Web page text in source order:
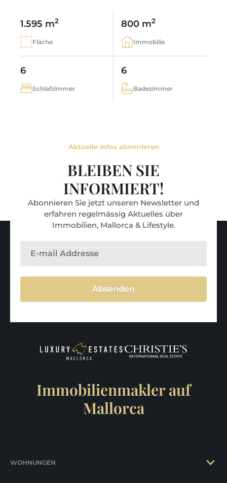
1.595 m2
Fläche
800 m2
Immobilie
6
Schlafzimmer
6
Badezimmer
Aktuelle Infos abonnieren
BLEIBEN SIE
INFORMIERT!
Abonnieren Sie jetzt unseren Newsletter und
erfahren regelmässig Aktuelles über
Immobilien, Mallorca & Lifestyle.
Absenden
Immobilienmakler auf
Mallorca
WOHNUNGEN